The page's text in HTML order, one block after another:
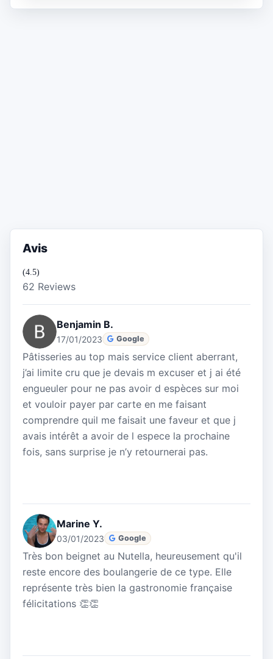
Avis
(4.5)
62 Reviews
Benjamin B.
17/01/2023 Google
Pâtisseries au top mais service client aberrant,
j’ai limite cru que je devais m excuser et j ai été
engueuler pour ne pas avoir d espèces sur moi
et vouloir payer par carte en me faisant
comprendre quil me faisait une faveur et que j
avais intérêt a avoir de l espece la prochaine
fois, sans surprise je n’y retournerai pas.
Marine Y.
03/01/2023 Google
Très bon beignet au Nutella, heureusement qu'il
reste encore des boulangerie de ce type. Elle
représente très bien la gastronomie française
félicitations 👏👏